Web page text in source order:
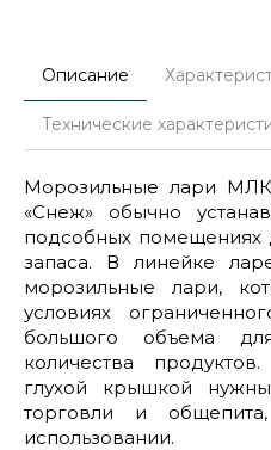
Описание
Технические
Морозильные лари
«Снеж» обычно
подсобных помещениях
запаса. В линейке
морозильные лари,
условиях
большого объема
количества
глухой крышкой
торговли и
использовании.